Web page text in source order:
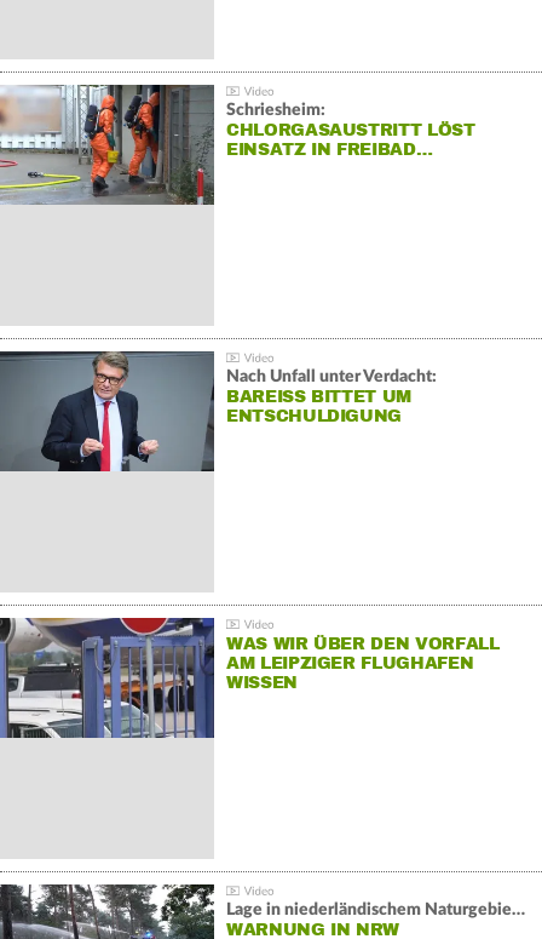
Schriesheim:
CHLORGASAUSTRITT LÖST
EINSATZ IN FREIBAD…
Nach Unfall unter Verdacht:
BAREISS BITTET UM E
NTSCHULDIGUNG
WAS WIR ÜBER DEN VORFALL
AM LEIPZIGER FLUGHAFEN
WISSEN
Lage in niederländischem Naturgebiet stabil
WARNUNG IN NRW